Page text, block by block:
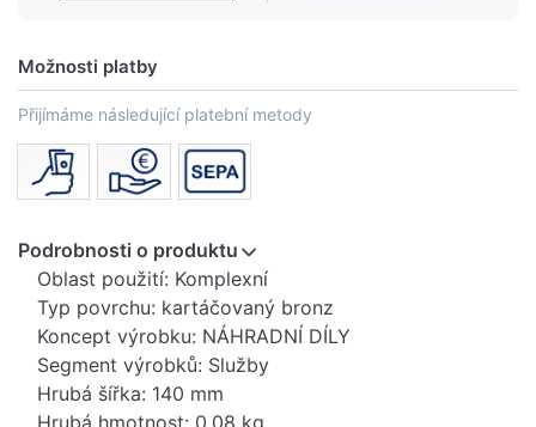
Možnosti platby
Přijímáme následující platební metody
Podrobnosti o produktu
Oblast použití: Komplexní
Typ povrchu: kartáčovaný bronz
Koncept výrobku: NÁHRADNÍ DÍLY
Segment výrobků: Služby
Hrubá šířka: 140 mm
Hrubá hmotnost: 0,08 kg